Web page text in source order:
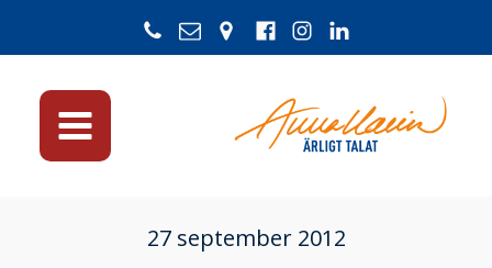
27 september 2012